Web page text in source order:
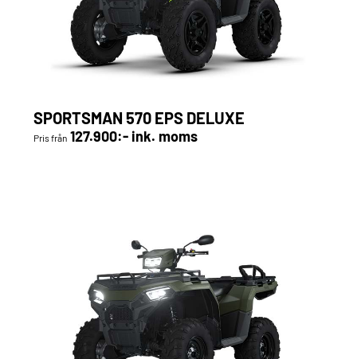
SPORTSMAN 570 EPS DELUXE
Pris från 127.900:- ink. moms